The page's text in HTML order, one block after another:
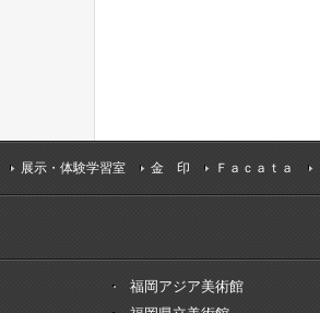
展示・体験学習室 金 印 Ｆａｃａｔａ
福岡アジア美術館